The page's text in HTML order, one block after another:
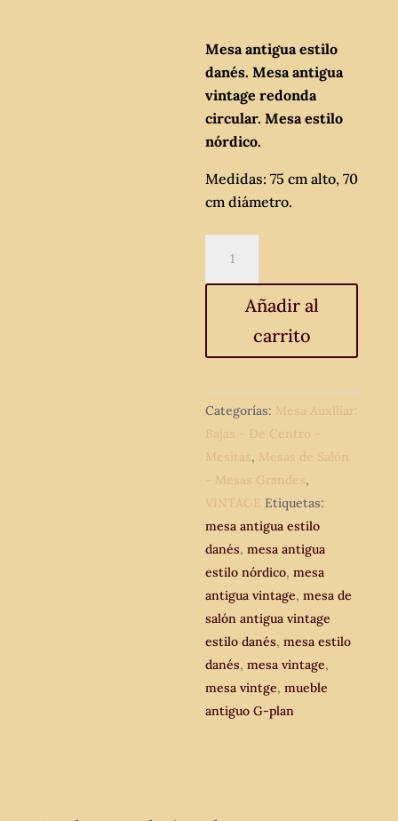
Mesa antigua estilo
danés. Mesa antigua
vintage redonda
circular. Mesa estilo
nórdico.
Medidas: 75 cm alto, 70
cm diámetro.
antigua
estilo
antigua
redonda
circular.
Mesa
estilo
nórdico.
cantidad
Añadir al
carrito
Categorías: Mesa Auxiliar:
Bajas - De Centro -
Mesitas, Mesas de Salón
- Mesas Grandes,
VINTAGE Etiquetas:
mesa antigua estilo
danés,mesa antigua
estilo nórdico,mesa
antigua vintage,mesa de
salón antigua vintage
estilo danés,mesa estilo
danés,mesa vintage,
mesa vintge,mueble
antiguo G-plan